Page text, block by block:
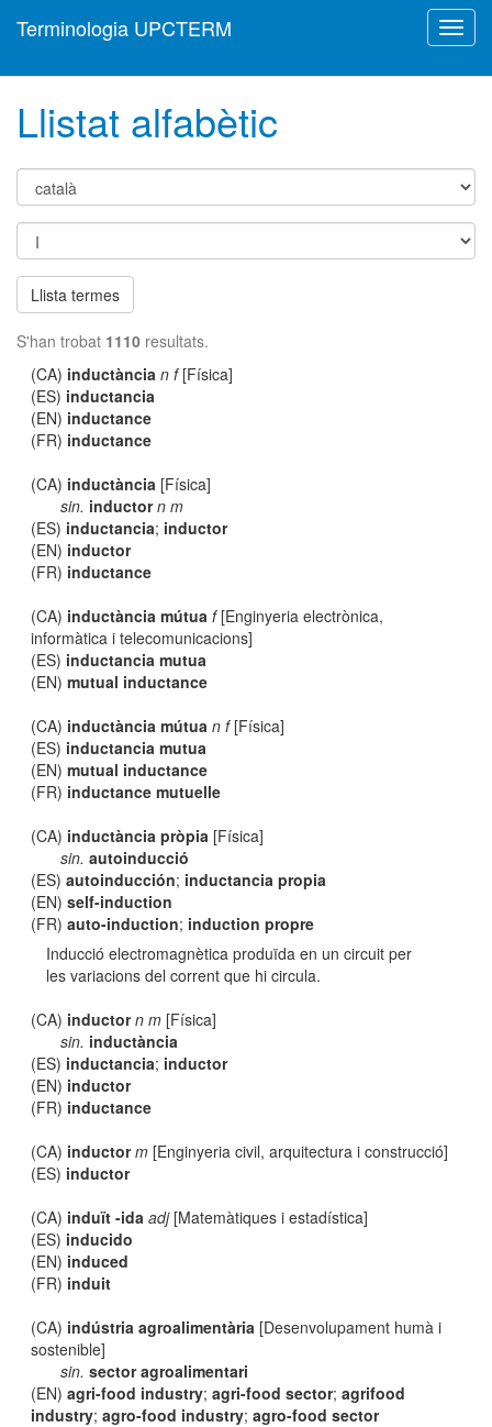
Terminologia UPCTERM
Llistat alfabètic
Llista termes
S'han trobat 1110 resultats.
(CA) inductància n f[Física]
(ES) inductancia
(EN) inductance
(FR) inductance
(CA) inductància [Física]
sin. inductor n m
(ES) inductancia; inductor
(EN) inductor
(FR) inductance
(CA) inductància mútua f[Enginyeria electrònica,
informàtica i telecomunicacions]
(ES) inductancia mutua
(EN)mutual inductance
(CA) inductància mútua n f[Física]
(ES) inductancia mutua
(EN)mutual inductance
(FR) inductance mutuelle
(CA) inductància pròpia [Física]
sin. autoinducció
(ES)autoinducción; inductancia propia
(EN)self-induction
(FR)auto-induction; induction propre
Inducció electromagnètica produïda en un circuit per
les variacions del corrent que hi circula.
(CA) inductor n m [Física]
sin. inductància
(ES) inductancia; inductor
(EN) inductor
(FR) inductance
(CA) inductor m [Enginyeria civil, arquitectura i construcció]
(ES) inductor
(CA) induït -ida adj[Matemàtiques i estadística]
(ES) inducido
(EN) induced
(FR) induit
(CA) indústria agroalimentària [Desenvolupament humà i
sostenible]
sin. sector agroalimentari
(EN)agri-food industry;agri-food sector;agrifood
industry;agro-food industry;agro-food sector